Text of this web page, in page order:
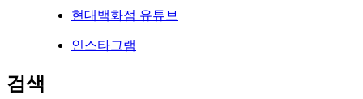
현대백화점 유튜브
인스타그램
검색